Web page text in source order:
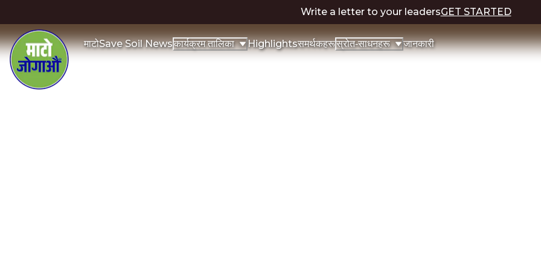
Write a letter to your leadersGET STARTED
माटोSave Soil Newsकार्यक्रम तालिका Highlightsसमर्थकहरूस्रोत-साधनहरू जानकारी